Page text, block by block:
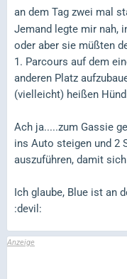
an dem Tag zwei mal
Jemand legte mir nah,
oder aber sie müßten
1. Parcours auf dem
anderen Platz
(vielleicht) heißen
Ach ja.....zum Gassie
ins Auto steigen und 2
auszuführen, damit
Ich glaube, Blue ist an
:devil: